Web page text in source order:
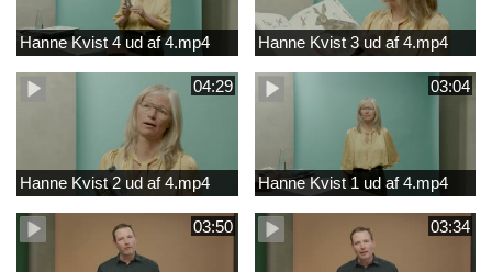
Hanne Kvist 4 ud af 4.mp4 Hanne Kvist 3 ud af 4.mp4
04:29
Hanne Kvist 2 ud af 4.mp4
03:04
Hanne Kvist 1 ud af 4.mp4
03:50 03:34